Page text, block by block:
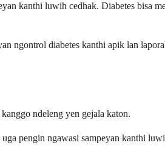
kanthi luwih cedhak. Diabetes bisa
ngontrol diabetes kanthi apik lan
ndeleng yen gejala katon.
pengin ngawasi sampeyan kanthi